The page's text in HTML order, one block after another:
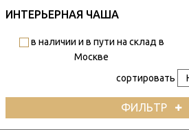
ИНТЕРЬЕРНАЯ ЧАША
в наличии и в пути на склад в
Москве
сортировать
ФИЛЬТР